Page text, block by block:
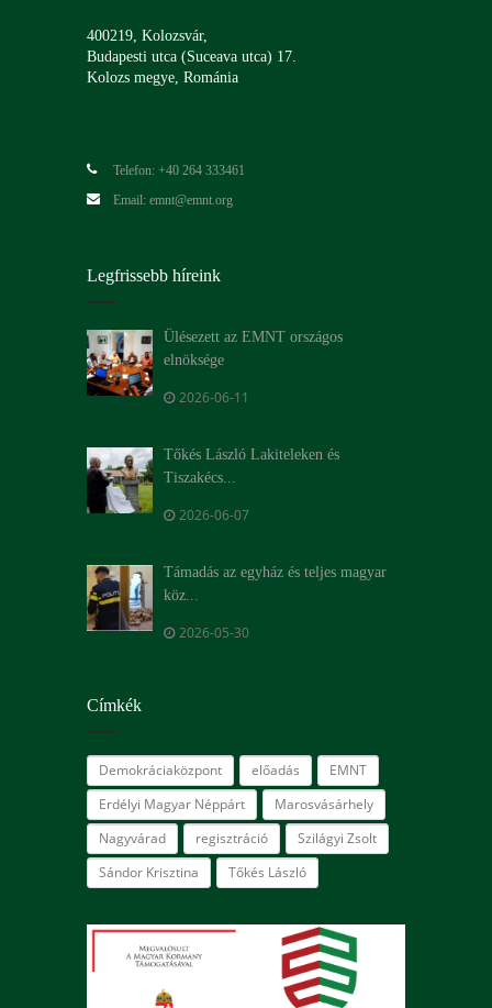
400219, Kolozsvár,
Budapesti utca (Suceava utca) 17.
Kolozs megye, Románia
Telefon: +40 264 333461
Email: emnt@emnt.org
Legfrissebb híreink
Ülésezett az EMNT országos
elnöksége
2026-06-11
Tőkés László Lakiteleken és
Tiszakécs...
2026-06-07
Támadás az egyház és teljes magyar
köz...
2026-05-30
Címkék
Demokráciaközpont előadás
EMNT
Erdélyi Magyar Néppárt
Marosvásárhely
Nagyvárad
regisztráció
Szilágyi Zsolt
Sándor Krisztina
Tőkés László